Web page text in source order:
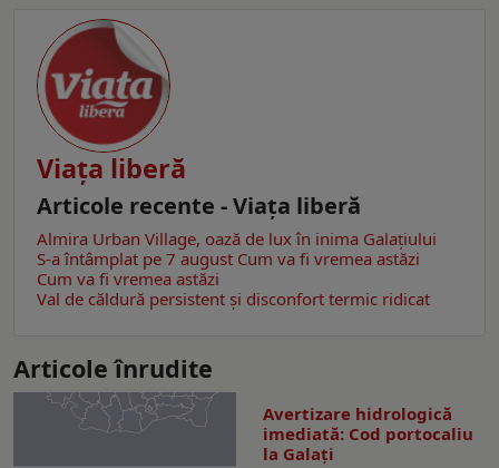
Viaţa liberă
Articole recente - Viaţa liberă
Almira Urban Village, oază de lux în inima Galațiului
S-a întâmplat pe 7 august Cum va fi vremea astăzi
Cum va fi vremea astăzi
Val de căldură persistent și disconfort termic ridicat
Articole înrudite
Avertizare hidrologică
imediată: Cod portocaliu
la Galaţi